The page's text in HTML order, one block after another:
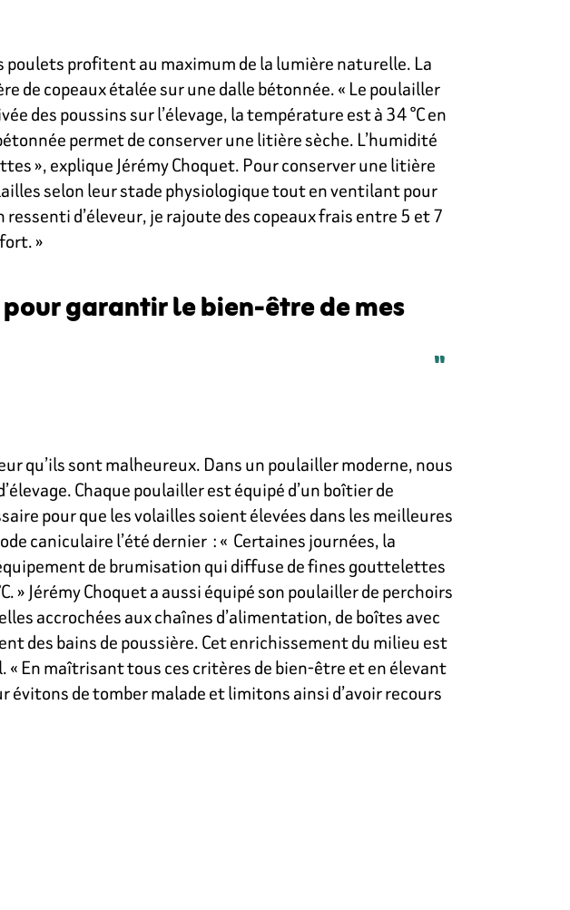
poulets profitent au maximum de la lumière naturelle. La
de copeaux étalée sur une dalle bétonnée. « Le poulailler
des poussins sur l’élevage, la température est à 34 °C en
permet de conserver une litière sèche. L’humidité
», explique Jérémy Choquet. Pour conserver une litière
selon leur stade physiologique tout en ventilant pour
d’éleveur, je rajoute des copeaux frais entre 5 et 7
»
garantir le bien-être de mes
qu’ils sont malheureux. Dans un poulailler moderne, nous
Chaque poulailler est équipé d’un boîtier de
pour que les volailles soient élevées dans les meilleures
caniculaire l’été dernier : « Certaines journées, la
de brumisation qui diffuse de fines gouttelettes
Jérémy Choquet a aussi équipé son poulailler de perchoirs
accrochées aux chaînes d’alimentation, de boîtes avec
des bains de poussière. Cet enrichissement du milieu est
En maîtrisant tous ces critères de bien-être et en élevant
de tomber malade et limitons ainsi d’avoir recours